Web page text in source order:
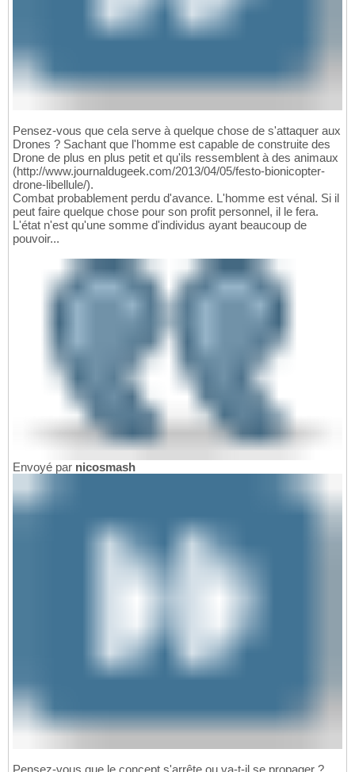
Pensez-vous que cela serve à quelque chose de s'attaquer aux
Drones ? Sachant que l'homme est capable de construite des
Drone de plus en plus petit et qu'ils ressemblent à des animaux
(http://www.journaldugeek.com/2013/04/05/festo-bionicopter-
drone-libellule/).
Combat probablement perdu d'avance. L'homme est vénal. Si il
peut faire quelque chose pour son profit personnel, il le fera.
L'état n'est qu'une somme d'individus ayant beaucoup de
pouvoir...
Envoyé par nicosmash
Pensez-vous que le concept s'arrête ou va-t-il se propager ?